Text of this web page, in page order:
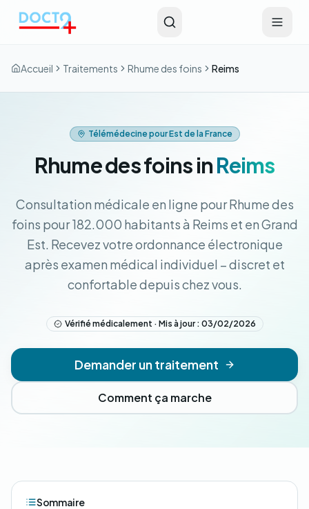
Accueil Traitements Rhume des foins Reims
Télémédecine pour Est de la France
Rhume des foins inReims
Consultation médicale en ligne pour Rhume des
foins pour 182.000 habitants à Reims et en Grand
Est. Recevez votre ordonnance électronique
après examen médical individuel – discret et
confortable depuis chez vous.
Vérifié médicalement · Mis à jour : 03/02/2026
Demander un traitement
Comment ça marche
Sommaire